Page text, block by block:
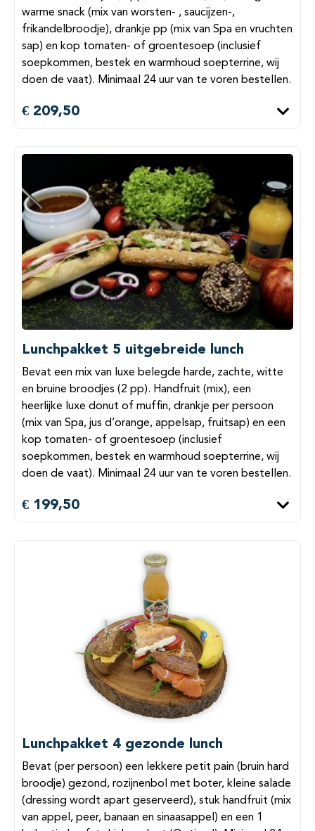
warme snack (mix van worsten- , saucijzen-,
frikandelbroodje), drankje pp (mix van Spa en vruchten
sap) en kop tomaten- of groentesoep (inclusief
soepkommen, bestek en warmhoud soepterrine, wij
doen de vaat). Minimaal 24 uur van te voren bestellen.
€ 209,50
Lunchpakket 5 uitgebreide lunch
Bevat een mix van luxe belegde harde, zachte, witte
en bruine broodjes (2 pp). Handfruit (mix), een
heerlijke luxe donut of muffin, drankje per persoon
(mix van Spa, jus d’orange, appelsap, fruitsap) en een
kop tomaten- of groentesoep (inclusief
soepkommen, bestek en warmhoud soepterrine, wij
doen de vaat). Minimaal 24 uur van te voren bestellen.
€ 199,50
Lunchpakket 4 gezonde lunch
Bevat (per persoon) een lekkere petit pain (bruin hard
broodje) gezond, rozijnenbol met boter, kleine salade
(dressing wordt apart geserveerd), stuk handfruit (mix
van appel, peer, banaan en sinaasappel) en een 1